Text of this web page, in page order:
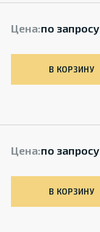
Цена:по запросу
В КОРЗИНУ
Цена:по запросу
В КОРЗИНУ